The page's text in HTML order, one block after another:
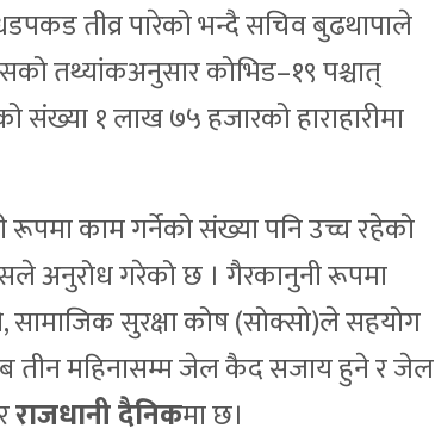
तीव्र पारेको भन्दै सचिव बुढथापाले
तथ्यांकअनुसार कोभिड–१९ पश्चात्
१ लाख ७५ हजारको हाराहारीमा
काम गर्नेको संख्या पनि उच्च रहेको
अनुरोध गरेको छ । गैरकानुनी रूपमा
सामाजिक सुरक्षा कोष (सोक्सो)ले सहयोग
तीन महिनासम्म जेल कैद सजाय हुने र जेल
राजधानी दैनिकमा छ।